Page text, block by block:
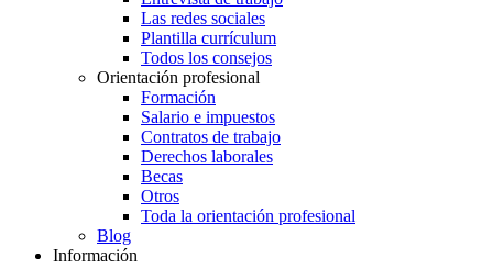
Las redes sociales
Plantilla currículum
Todos los consejos
Orientación profesional
Formación
Salario e impuestos
Contratos de trabajo
Derechos laborales
Becas
Otros
Toda la orientación profesional
Blog
Información